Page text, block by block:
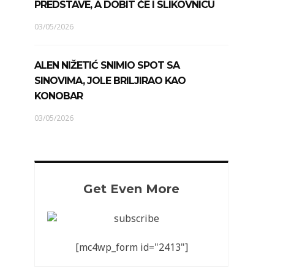
PREDSTAVE, A DOBIT ĆE I SLIKOVNICU
03/05/2026
ALEN NIŽETIĆ SNIMIO SPOT SA
SINOVIMA, JOLE BRILJIRAO KAO
KONOBAR
03/05/2026
Get Even More
[mc4wp_form id="2413"]